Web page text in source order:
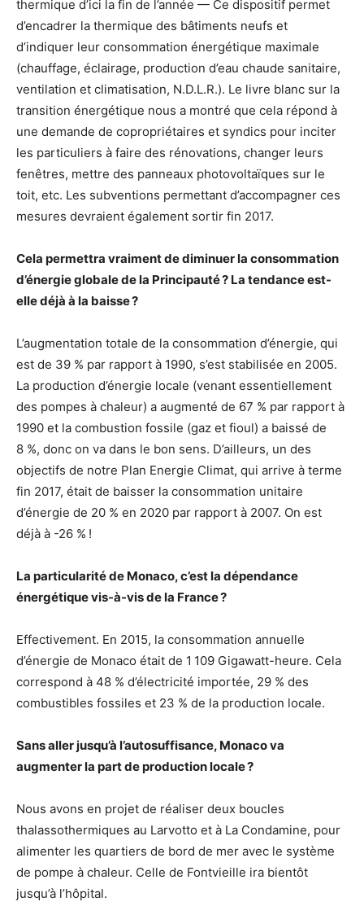
thermique d’ici la fin de l’année — Ce dispositif permet
d’encadrer la thermique des bâtiments neufs et
d’indiquer leur consommation énergétique maximale
(chauffage, éclairage, production d’eau chaude sanitaire,
ventilation et climatisation, N.D.L.R.). Le livre blanc sur la
transition énergétique nous a montré que cela répond à
une demande de copropriétaires et syndics pour inciter
les particuliers à faire des rénovations, changer leurs
fenêtres, mettre des panneaux photovoltaïques sur le
toit, etc. Les subventions permettant d’accompagner ces
mesures devraient également sortir fin 2017.
Cela permettra vraiment de diminuer la consommation
d’énergie globale de la Principauté ? La tendance est-
elle déjà à la baisse ?
L’augmentation totale de la consommation d’énergie, qui
est de 39 % par rapport à 1990, s’est stabilisée en 2005.
La production d’énergie locale (venant essentiellement
des pompes à chaleur) a augmenté de 67 % par rapport à
1990 et la combustion fossile (gaz et fioul) a baissé de
8 %, donc on va dans le bon sens. D’ailleurs, un des
objectifs de notre Plan Energie Climat, qui arrive à terme
fin 2017, était de baisser la consommation unitaire
d’énergie de 20 % en 2020 par rapport à 2007. On est
déjà à -26 % !
La particularité de Monaco, c’est la dépendance
énergétique vis-à-vis de la France ?
Effectivement. En 2015, la consommation annuelle
d’énergie de Monaco était de 1 109 Gigawatt-heure. Cela
correspond à 48 % d’électricité importée, 29 % des
combustibles fossiles et 23 % de la production locale.
Sans aller jusqu’à l’autosuffisance, Monaco va
augmenter la part de production locale ?
Nous avons en projet de réaliser deux boucles
thalassothermiques au Larvotto et à La Condamine, pour
alimenter les quartiers de bord de mer avec le système
de pompe à chaleur. Celle de Fontvieille ira bientôt
jusqu’à l’hôpital.